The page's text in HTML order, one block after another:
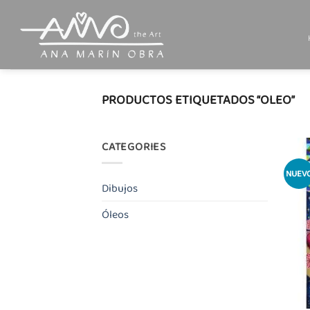
contenido
PRODUCTOS ETIQUETADOS “OLEO”
CATEGORIES
Dibujos
Óleos